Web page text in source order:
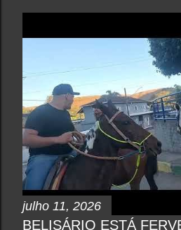
julho 11, 2026
BELISÁRIO ESTÁ